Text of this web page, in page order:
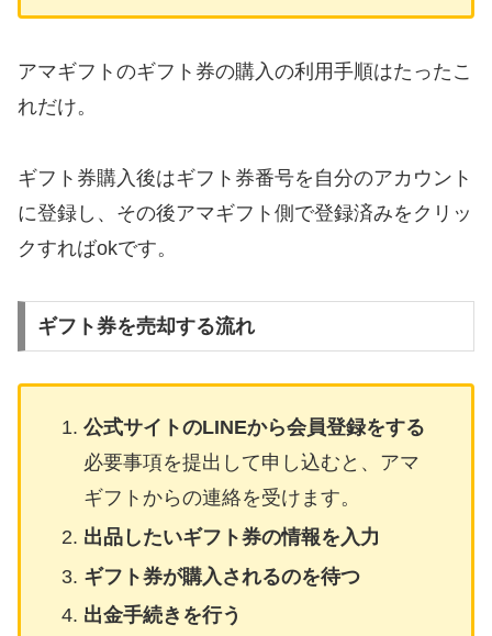
アマギフトのギフト券の購入の利用手順はたったこ
れだけ。
ギフト券購入後はギフト券番号を自分のアカウント
に登録し、その後アマギフト側で登録済みをクリッ
クすればokです。
ギフト券を売却する流れ
公式サイトのLINEから会員登録をする
必要事項を提出して申し込むと、アマ
ギフトからの連絡を受けます。
出品したいギフト券の情報を入力
ギフト券が購入されるのを待つ
出金手続きを行う